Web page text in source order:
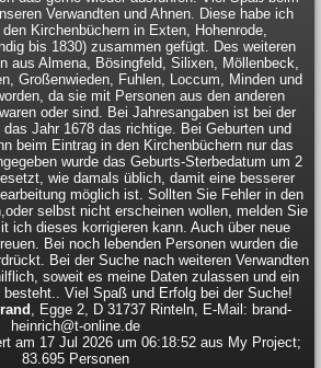
Verwandten und Ahnen. Diese habe ich
Kirchenbüchern in Exten, Hohenrode,
bis 1830) zusammen gefügt. Des weiteren
aus Almena, Bösingfeld, Silixen, Möllenbeck,
Großenwieden, Fuhlen, Loccum, Minden und
da sie mit Personen aus den anderen
oder sind. Bei Jahresangaben ist bei der
Jahr 1678 das richtige. Bei Geburten und
beim Eintrag in den Kirchenbüchern nur das
wurde das Geburts-Sterbedatum um 2
wie damals üblich, damit eine besserer
möglich ist. Sollten Sie Fehler in den
selbst nicht erscheinen wollen, melden Sie
ich dieses korrigieren kann. Auch über neue
Bei noch lebenden Personen wurden die
Bei der Suche nach weiteren Verwandten
soweit es meine Daten zulassen und ein
Viel Spaß und Erfolg bei der Suche!
, Egge 2, D 31737 Rinteln, E-Mail: brand-
heinrich@t-online.de
am 17 Jul 2026 um 06:18:52 aus My Project;
83.695 Personen